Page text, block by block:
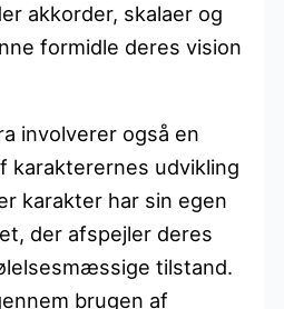
akkorder, skalaer og
formidle deres vision
involverer også en
karakterernes udvikling
karakter har sin egen
der afspejler deres
tilstand.
brugen af